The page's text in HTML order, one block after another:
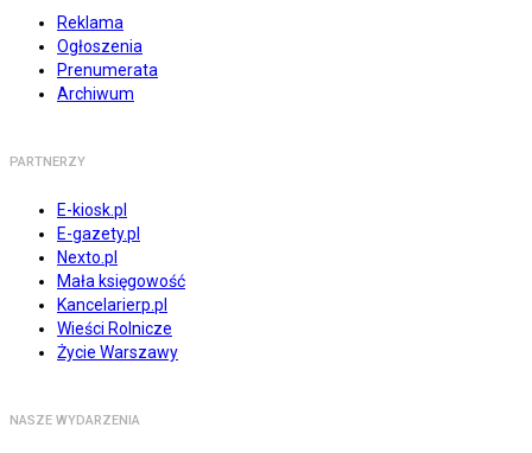
Reklama
Ogłoszenia
Prenumerata
Archiwum
PARTNERZY
E-kiosk.pl
E-gazety.pl
Nexto.pl
Mała księgowość
Kancelarierp.pl
Wieści Rolnicze
Życie Warszawy
NASZE WYDARZENIA